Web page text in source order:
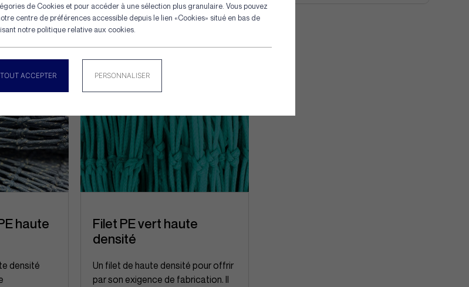
Panneau de gestion des cookies
de Cookies et pour accéder à une sélection plus granulaire. Vous pouvez
centre de préférences accessible depuis le lien «Cookies» situé en bas de
notre politique relative aux cookies.
TOUT ACCEPTER PERSONNALISER
haute
densité
Filet PE vert haute
densité
Un filet de haute densité pour offrir
par son exigence de fabrication. Il